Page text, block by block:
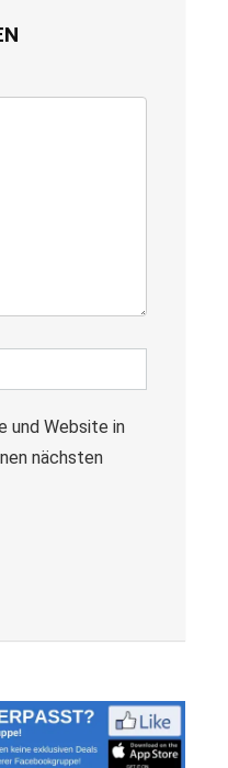
und Website in
nächsten